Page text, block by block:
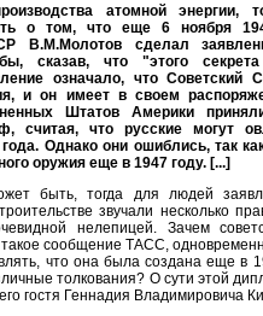
атомной энергии,
о том, что еще 6 ноября
В.М.Молотов сделал
сказав, что "этого
означало, что Советский
и он имеет в своем
Штатов Америки
считая, что русские могут
Однако они ошиблись, так
оружия еще в 1947 году. [...]
быть, тогда для людей
звучали несколько
нелепицей. Зачем
такое сообщение ТАСС,
что она была создана еще в
толкования? О сути этой
гостя Геннадия Владимировича